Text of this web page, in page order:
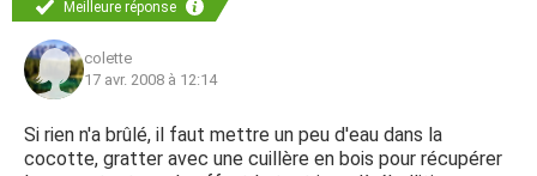
Meilleure réponse
colette
17 avr. 2008 à 12:14
Si rien n'a brûlé, il faut mettre un peu d'eau dans la
cocotte, gratter avec une cuillère en bois pour récupérer